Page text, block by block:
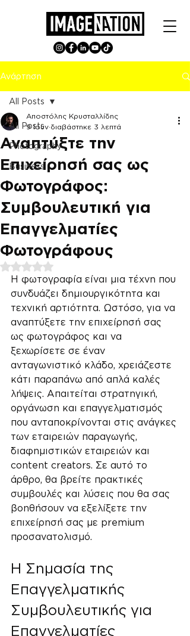
Ανάρτηση
All Posts
Photography
Business
All Posts
Αναπτύξτε την
Επιχείρησή σας ως
Φωτογράφος:
Συμβουλευτική για
Επαγγελματίες
Φωτογράφους
Αποστόλης Κρυσταλλίδης
9 Ιουν διαβάστηκε 3 λεπτά
Βαθμολογήθηκε με NaN από 5 αστέρια.
Η φωτογραφία είναι μια τέχνη που
συνδυάζει δημιουργικότητα και
τεχνική αρτιότητα. Ωστόσο, για να
αναπτύξετε την επιχείρησή σας
ως φωτογράφος και να
ξεχωρίσετε σε έναν
ανταγωνιστικό κλάδο, χρειάζεστε
κάτι παραπάνω από απλά καλές
λήψεις. Απαιτείται στρατηγική,
οργάνωση και επαγγελματισμός
που ανταποκρίνονται στις ανάγκες
των εταιρειών παραγωγής,
διαφημιστικών εταιρειών και
content creators. Σε αυτό το
άρθρο, θα βρείτε πρακτικές
συμβουλές και λύσεις που θα σας
βοηθήσουν να εξελίξετε την
επιχείρησή σας με premium
προσανατολισμό.
Η Σημασία της
Επαγγελματικής
Συμβουλευτικής για
Επαγγελματίες